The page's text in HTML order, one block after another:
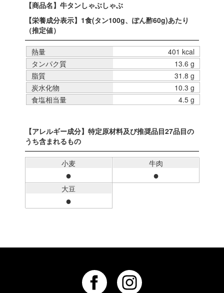
【商品名】牛タンしゃぶしゃぶ
【栄養成分表示】1食(タン100g、ぽん酢60g)あたり
（推定値）
熱量
401 kcal
タンパク質
13.6 g
脂質
31.8 g
炭水化物
10.3 g
食塩相当量
4.5 g
【アレルギー成分】特定原材料及び推奨品目27品目の
うち含まれるもの
小麦
●
牛肉
●
大豆
●